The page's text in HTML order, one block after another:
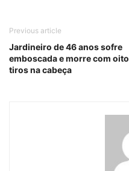
Previous article
Jardineiro de 46 anos sofre
emboscada e morre com oito
tiros na cabeça